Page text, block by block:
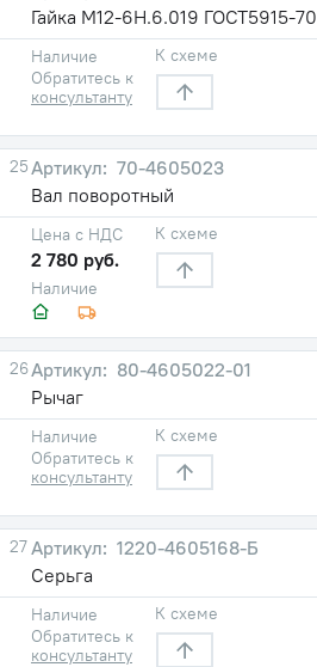
Гайка М12-6Н.6.019 ГОСТ5915-70
Наличие
Обратитесь к
консультанту
К схеме
25
70-4605023
Вал поворотный
Наличие
Цена с НДС
2 780 руб.
К схеме
26
80-4605022-01
Рычаг
Наличие
Обратитесь к
консультанту
К схеме
27
1220-4605168-Б
Серьга
Наличие
Обратитесь к
консультанту
К схеме